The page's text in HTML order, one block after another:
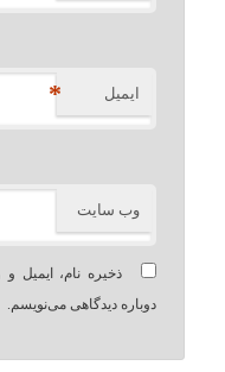
ایمیل *
وب‌ سایت
ذخیره نام، ایمیل
دوباره دیدگاهی می‌نویسم.